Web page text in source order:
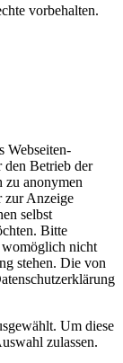
vorbehalten.
Webseiten-
den Betrieb der
zu anonymen
zur Anzeige
selbst
Bitte
womöglich nicht
stehen. Die von
Um diese
zulassen.